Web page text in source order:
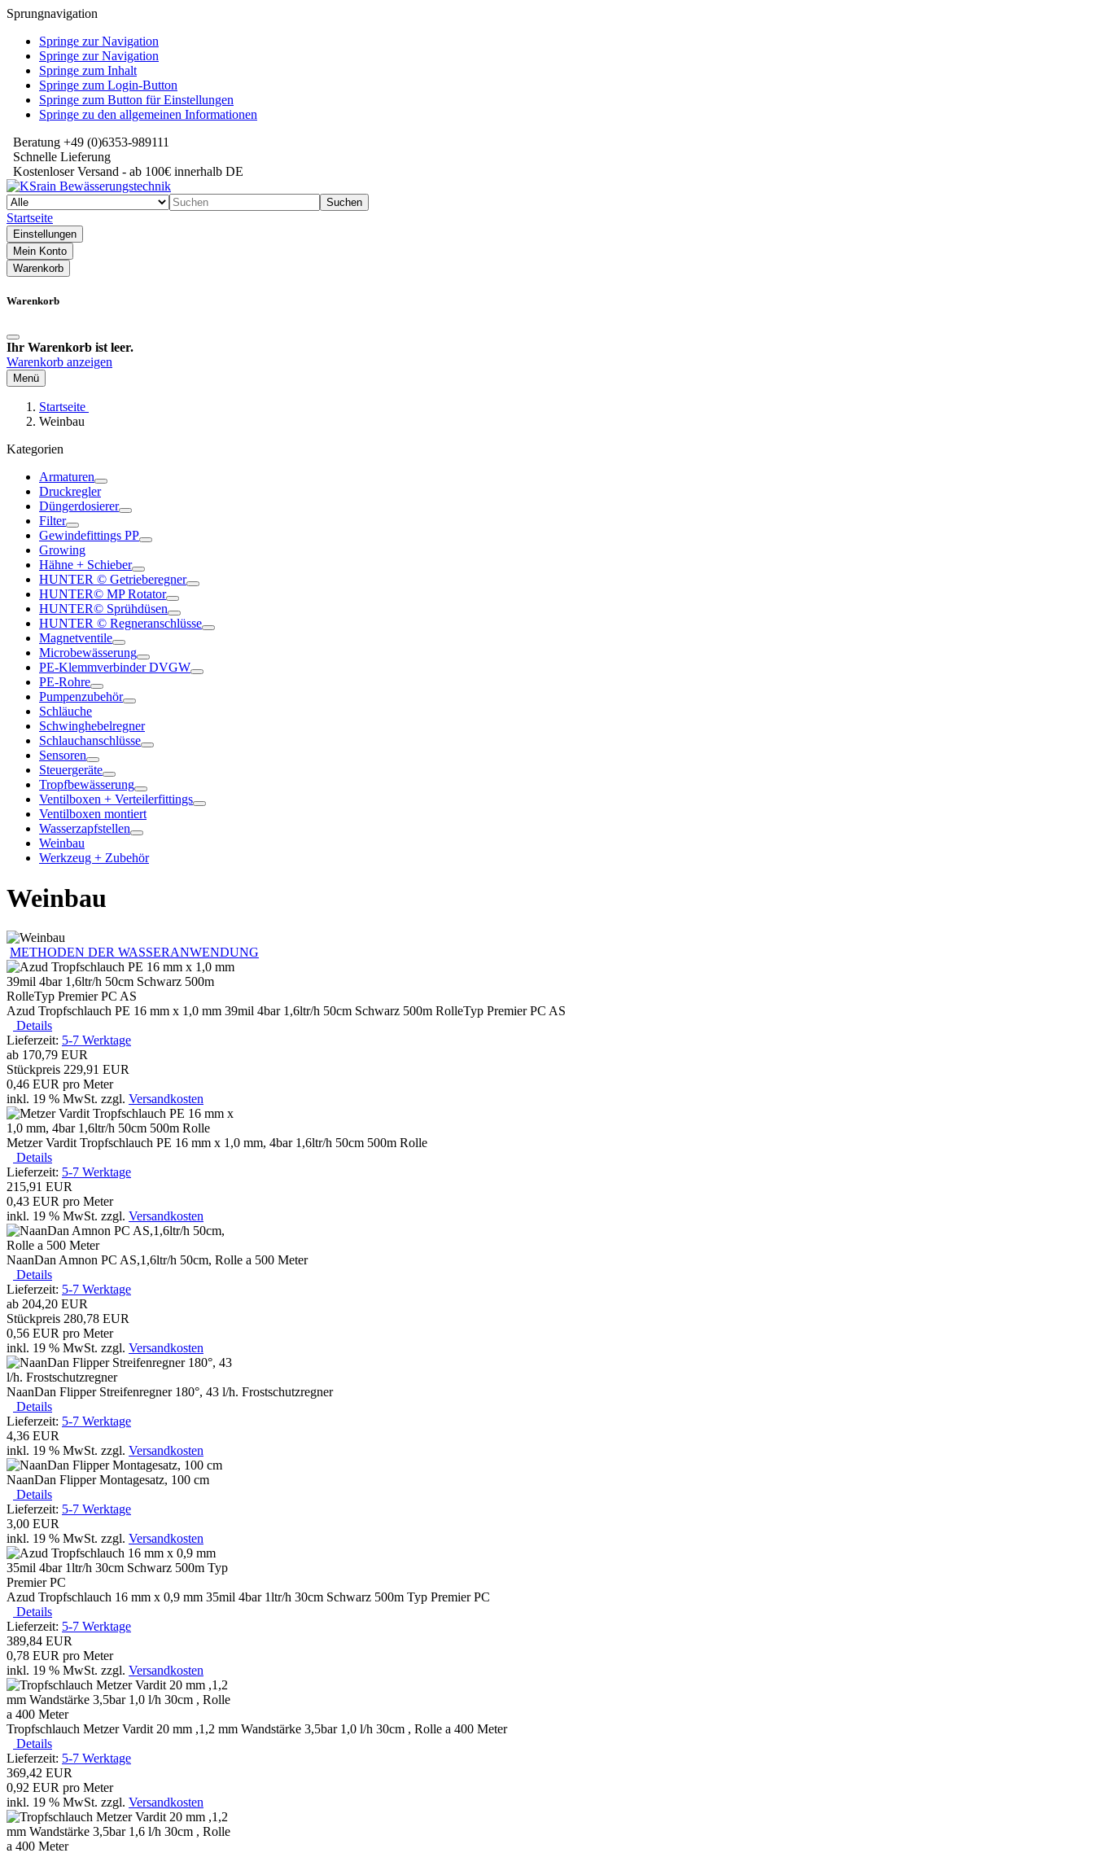
Sprungnavigation
Springe zur Navigation
Springe zur Navigation
Springe zum Inhalt
Springe zum Login-Button
Springe zum Button für Einstellungen
Springe zu den allgemeinen Informationen
Beratung +49 (0)6353-989111
Schnelle Lieferung
Kostenloser Versand - ab 100€ innerhalb DE
Suchen
Startseite
Einstellungen
Mein Konto
Warenkorb
Warenkorb
Ihr Warenkorb ist leer.
Warenkorb anzeigen
Menü
Startseite
Weinbau
Kategorien
Armaturen
Druckregler
Düngerdosierer
Filter
Gewindefittings PP
Growing
Hähne + Schieber
HUNTER © Getrieberegner
HUNTER© MP Rotator
HUNTER© Sprühdüsen
HUNTER © Regneranschlüsse
Magnetventile
Microbewässerung
PE-Klemmverbinder DVGW
PE-Rohre
Pumpenzubehör
Schläuche
Schwinghebelregner
Schlauchanschlüsse
Sensoren
Steuergeräte
Tropfbewässerung
Ventilboxen + Verteilerfittings
Ventilboxen montiert
Wasserzapfstellen
Weinbau
Werkzeug + Zubehör
Weinbau
METHODEN DER WASSERANWENDUNG
Azud Tropfschlauch PE 16 mm x 1,0 mm 39mil 4bar 1,6ltr/h 50cm Schwarz 500m RolleTyp Premier PC AS
Details
Lieferzeit: 5-7 Werktage
ab 170,79 EUR
Stückpreis 229,91 EUR
0,46 EUR pro Meter
inkl. 19 % MwSt. zzgl. Versandkosten
Metzer Vardit Tropfschlauch PE 16 mm x 1,0 mm, 4bar 1,6ltr/h 50cm 500m Rolle
Details
Lieferzeit: 5-7 Werktage
215,91 EUR
0,43 EUR pro Meter
inkl. 19 % MwSt. zzgl. Versandkosten
NaanDan Amnon PC AS,1,6ltr/h 50cm, Rolle a 500 Meter
Details
Lieferzeit: 5-7 Werktage
ab 204,20 EUR
Stückpreis 280,78 EUR
0,56 EUR pro Meter
inkl. 19 % MwSt. zzgl. Versandkosten
NaanDan Flipper Streifenregner 180°, 43 l/h. Frostschutzregner
Details
Lieferzeit: 5-7 Werktage
4,36 EUR
inkl. 19 % MwSt. zzgl. Versandkosten
NaanDan Flipper Montagesatz, 100 cm
Details
Lieferzeit: 5-7 Werktage
3,00 EUR
inkl. 19 % MwSt. zzgl. Versandkosten
Azud Tropfschlauch 16 mm x 0,9 mm 35mil 4bar 1ltr/h 30cm Schwarz 500m Typ Premier PC
Details
Lieferzeit: 5-7 Werktage
389,84 EUR
0,78 EUR pro Meter
inkl. 19 % MwSt. zzgl. Versandkosten
Tropfschlauch Metzer Vardit 20 mm ,1,2 mm Wandstärke 3,5bar 1,0 l/h 30cm , Rolle a 400 Meter
Details
Lieferzeit: 5-7 Werktage
369,42 EUR
0,92 EUR pro Meter
inkl. 19 % MwSt. zzgl. Versandkosten